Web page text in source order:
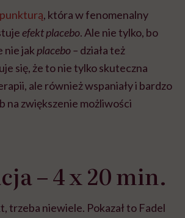
, która w fenomenalny
efekt placebo. Ale nie tylko, bo
nie jakplacebo – działa też
się, że to nie tylko skuteczna
ale również wspaniały i bardzo
na zwiększenie możliwości
– 4 x 20 min.
trzeba niewiele. Pokazał to Fadel